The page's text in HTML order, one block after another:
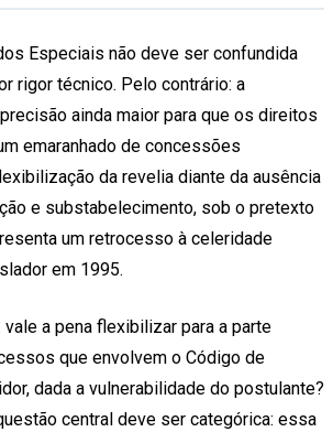
Especiais não deve ser confundida
rigor técnico. Pelo contrário: a
ainda maior para que os direitos
emaranhado de concessões
da revelia diante da ausência
e substabelecimento, sob o pretexto
um retrocesso à celeridade
em 1995.
a pena flexibilizar para a parte
que envolvem o Código de
dada a vulnerabilidade do postulante?
central deve ser categórica: essa